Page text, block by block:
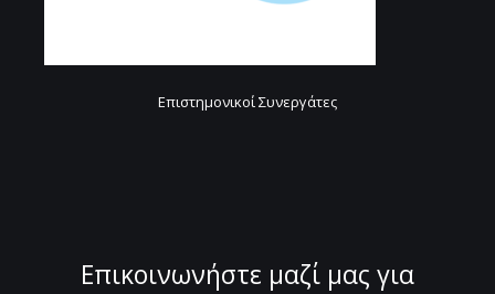
Επιστημονικοί Συνεργάτες
Επικοινωνήστε μαζί μας για